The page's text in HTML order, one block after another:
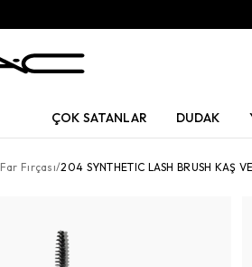
ÇOK SATANLAR DUDAK
Far Fırçası/204 SYNTHETIC LASH BRUSH KAŞ